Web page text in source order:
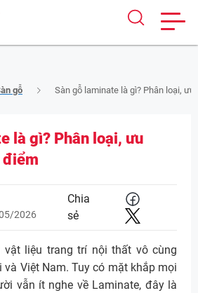
gỗ Sàn gỗ laminate là gì? Phân loại,
là gì? Phân loại, ưu
điểm
2026
Chia
sẻ
liệu trang trí nội thất vô cùng
và Việt Nam. Tuy có mặt khắp mọi
vẫn ít nghe về Laminate, đây là